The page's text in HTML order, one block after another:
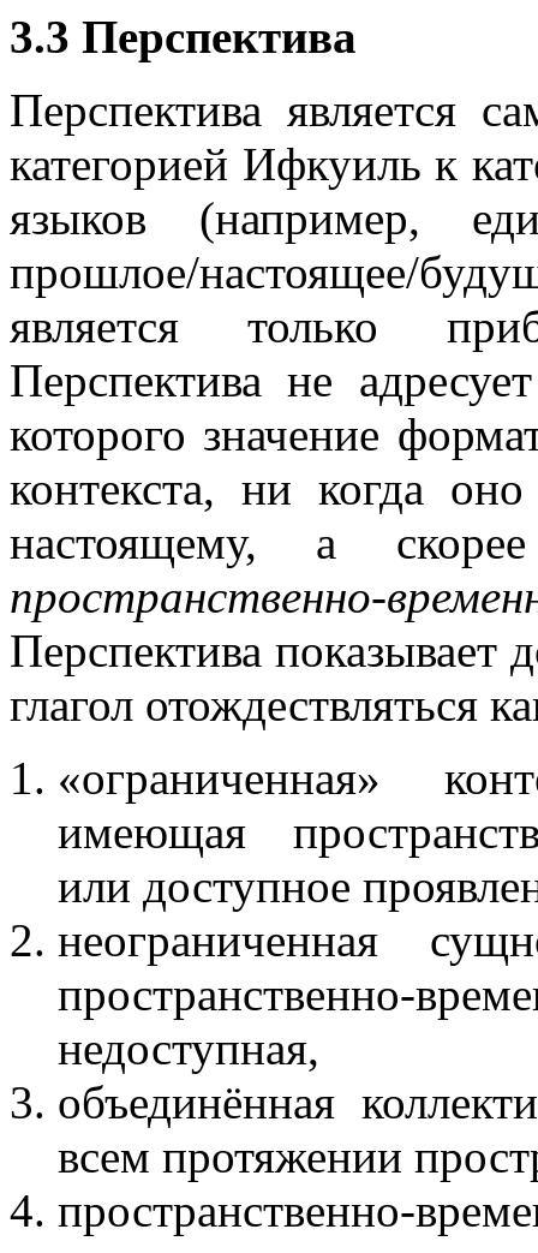
3.3 Перспектива
Перспектива является
категорией Ифкуиль к
языков (например,
прошлое/настоящее/
является только
Перспектива не
которого значение
контекста, ни когда
настоящему, а
пространственно-
Перспектива показывает
глагол отождествляться
«ограниченная»
имеющая
или доступное
неограниченная
пространственно-
недоступная,
объединённая
всем протяжении
пространственно-